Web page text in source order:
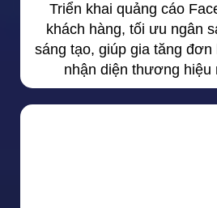
Triển khai quảng cáo
khách hàng, tối ưu ngân
sáng tạo, giúp gia tăng đơn
nhận diện thương hiệu